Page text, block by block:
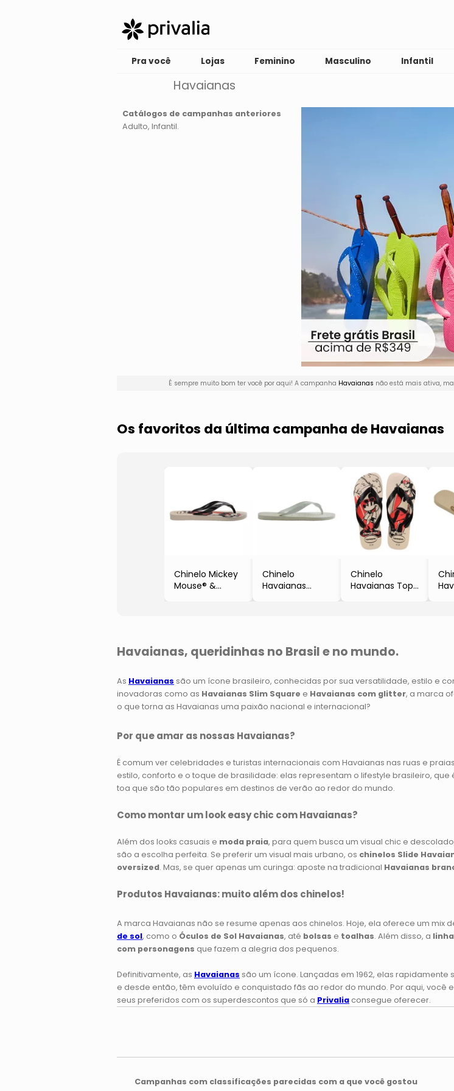
Pra você Lojas Feminino Masculino Infantil
Havaianas
É sempre muito bom ter você por aqui! A campanha Havaianas não está mais ativa,
Havaianas, queridinhas no Brasil e no mundo.
As Havaianas são um ícone brasileiro, conhecidas por sua versatilidade, estilo e
inovadoras como as Havaianas Slim Square e Havaianas com glitter, a marca
o que torna as Havaianas uma paixão nacional e internacional?
Por que amar as nossas Havaianas?
É comum ver celebridades e turistas internacionais com Havaianas nas ruas e
estilo, conforto e o toque de brasilidade: elas representam o lifestyle brasileiro,
toa que são tão populares em destinos de verão ao redor do mundo.
Como montar um look easy chic com Havaianas?
Além dos looks casuais e moda praia, para quem busca um visual chic e
são a escolha perfeita. Se preferir um visual mais urbano, os chinelos Slide
oversized. Mas, se quer apenas um curinga: aposte na tradicional Havaianas
Produtos Havaianas: muito além dos chinelos!
A marca Havaianas não se resume apenas aos chinelos. Hoje, ela oferece um mix
de sol, como o Óculos de Sol Havaianas, até bolsas e toalhas. Além disso, a
com personagens que fazem a alegria dos pequenos.
Definitivamente, as Havaianas são um ícone. Lançadas em 1962, elas
e desde então, têm evoluído e conquistado fãs ao redor do mundo. Por aqui,
seus preferidos com os superdescontos que só a Privalia consegue oferecer.
Os favoritos da última campanha de Havaianas
Chinelo Mickey
Mouse® &
Chinelo
Havaianas
Chinelo
Havaianas Top
Catálogos de campanhas anteriores
Adulto Infantil
Campanhas com classificações parecidas com a que você gostou